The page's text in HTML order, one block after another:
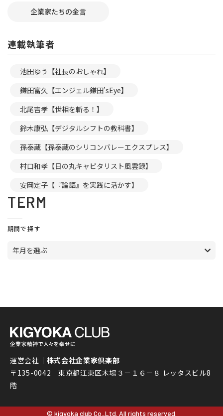
企業家たちの金言
連載執筆者
池田ゆう【社長のおしゃれ】
鎌田富久【エンジェル鎌田’sEye】
北尾吉孝【世相を斬る！】
鈴木康弘【デジタルシフトの教科書】
孫泰蔵【孫泰蔵のシリコンバレーエクスプレス】
村口和孝【日の丸キャピタリスト風雲録】
安岡定子【『論語』を実践に活かす】
TERM
期間で探す
年月を選ぶ
運営会社｜ 株式会社企業家倶楽部
〒135-0042 東京都江東区木場３－１６－８ レッタスビル8
階
© kigyoka club Co.,Ltd. All rights reserved.